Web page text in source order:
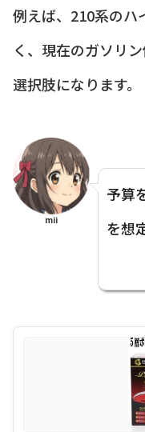
例えば、210系のハ
く、現在のガソリ
選択肢になります。
mii
予算
を想